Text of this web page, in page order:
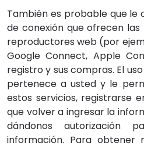
También es probable que le
de conexión que ofrecen
reproductores web (por
Google Connect, Apple
registro y sus compras. El
pertenece a usted y le
estos servicios, registrarse
que volver a ingresar la
dándonos autorización
información. Para obtener